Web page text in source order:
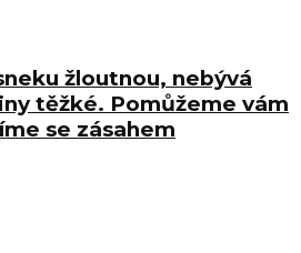
žloutnou, nebývá
těžké. Pomůžeme vám
se zásahem